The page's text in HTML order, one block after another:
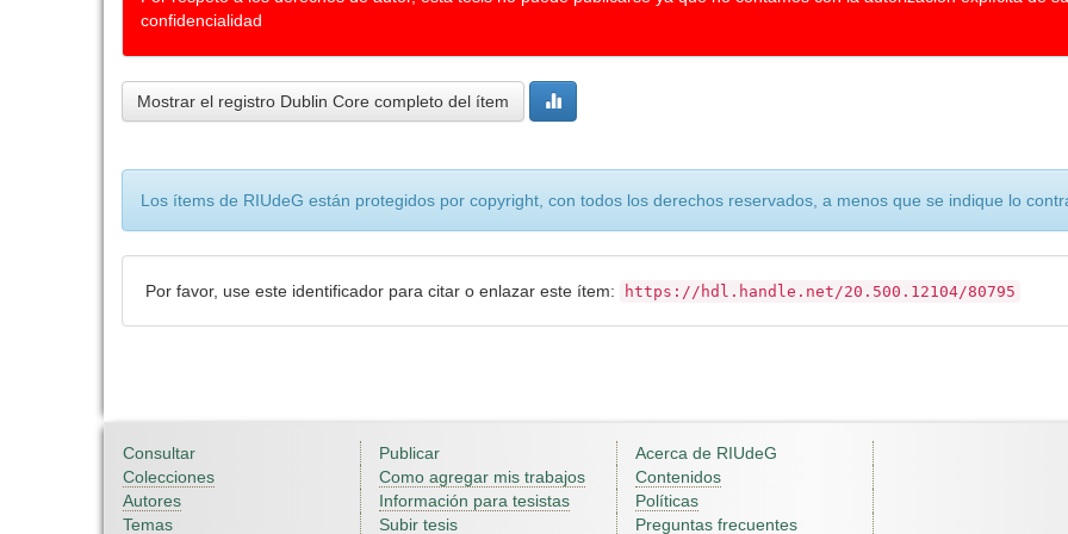
confidencialidad
Mostrar el registro Dublin Core completo del ítem
Los ítems de RIUdeG están protegidos por copyright, con todos los derechos reservados, a menos que se indique lo
Por favor, use este identificador para citar o enlazar este ítem: https://hdl.handle.net/20.500.12104/80795
Consultar
Colecciones
Autores
Temas
Publicar
Como agregar mis trabajos
Información para tesistas
Subir tesis
Acerca de RIUdeG
Contenidos
Políticas
Preguntas frecuentes